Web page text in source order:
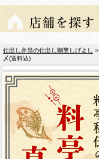
仕出し弁当の仕出し割烹しげよし >
〆(送料込)